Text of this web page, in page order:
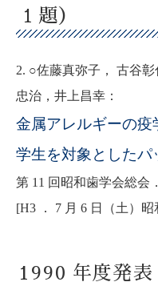
１題）
2. ○佐藤真弥子， 古谷
忠治，井上昌幸：
金属アレルギーの疫
学生を対象とした
第 11 回昭和歯学会総会
[H3 ． 7 月 6 日（土）昭
1990 年度発